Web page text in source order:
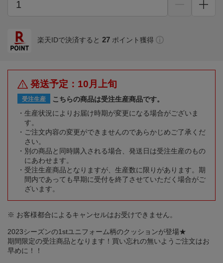
楽天IDで決済すると 27 ポイント獲得
発送予定：10月上旬
受注生産
こちらの商品は受注生産商品です。
生産状況によりお届け時期が変更になる場合がございま
す。
ご注文内容の変更ができませんのであらかじめご了承くだ
さい。
別の商品と同時購入される場合、発送日は受注生産のもの
にあわせます。
受注生産商品となりますが、生産数に限りがあります。期
間内であっても早期に受付を終了させていただく場合がご
ざいます。
※ お客様都合によるキャンセルはお受けできません。
2023シーズンの1stユニフォーム柄のクッションが登場★
期間限定の受注商品となります！買い忘れの無いようご注文はお
早めに！！